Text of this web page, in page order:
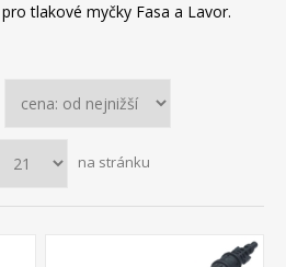
tlakové myčky Fasa a Lavor.
na stránku